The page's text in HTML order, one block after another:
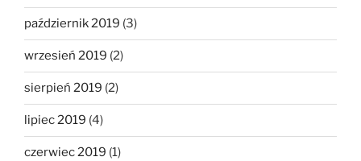
październik 2019 (3)
wrzesień 2019 (2)
sierpień 2019 (2)
lipiec 2019 (4)
czerwiec 2019 (1)